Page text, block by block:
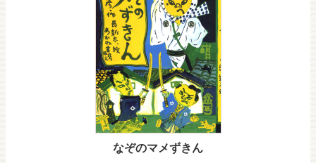
なぞのマメずきん